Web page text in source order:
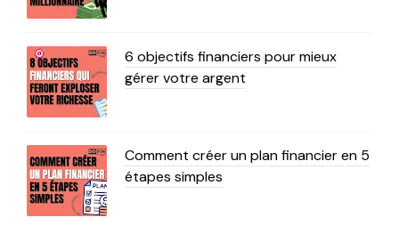
6 objectifs financiers pour mieux
gérer votre argent
Comment créer un plan financier en 5
étapes simples